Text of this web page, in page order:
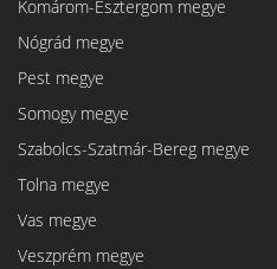
Komárom-Esztergom megye
Nógrád megye
Pest megye
Somogy megye
Szabolcs-Szatmár-Bereg megye
Tolna megye
Vas megye
Veszprém megye